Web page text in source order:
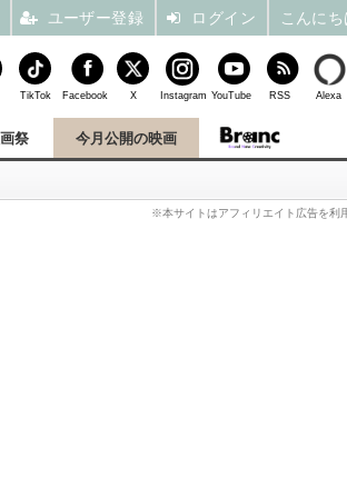
祭 今月公開の映画
※本サイトはアフィリエイト広告を利
TikTok Facebook X Instagram YouTube RSS Alexa
ユーザー登録 ログイン こんに